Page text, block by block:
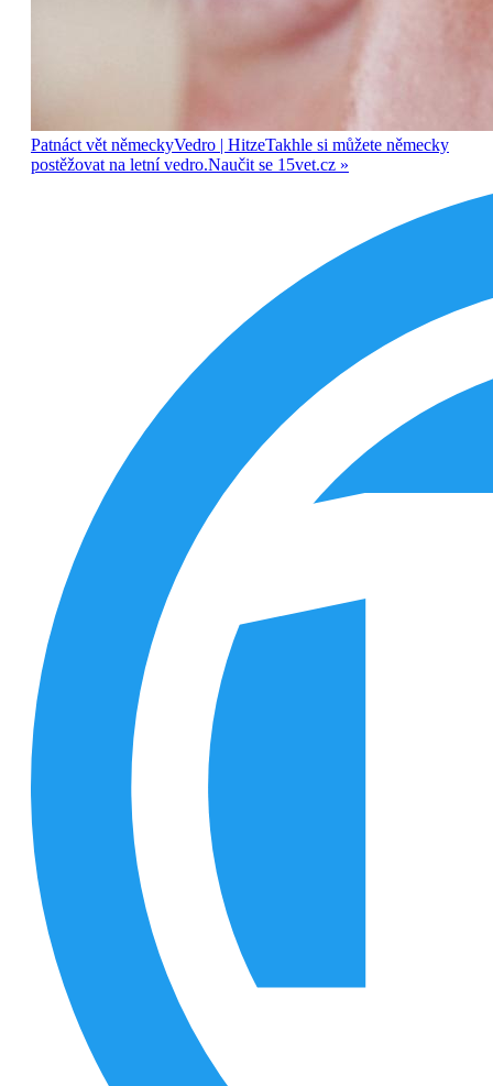
Patnáct vět německyVedro | HitzeTakhle si můžete německy
postěžovat na letní vedro.Naučit se 15vet.cz »